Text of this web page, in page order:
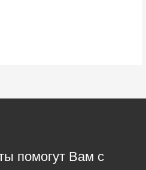
помогут Вам с